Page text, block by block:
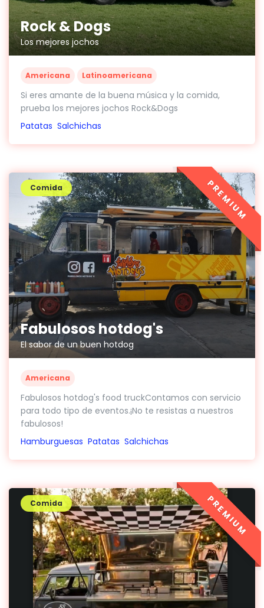
Rock & Dogs
Los mejores jochos
Americana Latinoamericana
Si eres amante de la buena música y la comida,
prueba los mejores jochos Rock&Dogs
Patatas Salchichas
Fabulosos hotdog's
El sabor de un buen hotdog
Comida
Americana
Fabulosos hotdog's food truckContamos con servicio
para todo tipo de eventos.¡No te resistas a nuestros
fabulosos!
Hamburguesas Patatas Salchichas
PREMIUM
Comida PREMIUM